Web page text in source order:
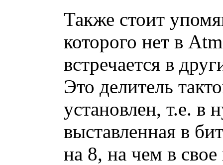
Также стоит
которого нет в
встречается в
Это делитель
установлен, т.е. в
выставленная в
на 8, на чем в